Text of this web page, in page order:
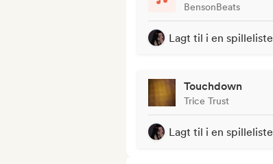
BensonBeats
Lagt til i en spilleliste
Touchdown
Trice Trust
Lagt til i en spilleliste